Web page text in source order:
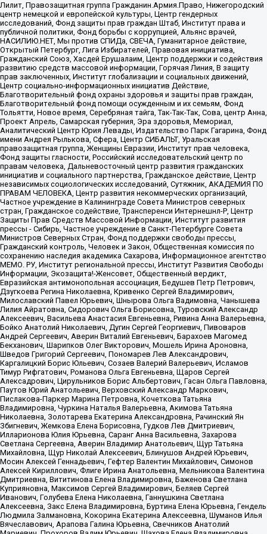
Лилит, Правозащитная группа Гражданин.Армия.Право, Нижегородский
центр немецкой и европейской культуры, Центр гендерных
исследований, Фонд защиты прав граждан Штаб, Институт права и
публичной политики, Фонд борьбы с коррупцией, Альянс врачей,
НАСИЛИЮ.НЕТ, Мы против СПИДа, СВЕЧА, Гуманитарное действие,
Открытый Петербург, Лига Избирателей, Правовая инициатива,
Гражданский Союз, Хасдей Ерушалаим, Центр поддержки и содействия
развитию средств массовой информации, Горячая Линия, В защиту
прав заключенных, Институт глобализации и социальных движений,
Центр социально-информационных инициатив Действие,
Благотворительный фонд охраны здоровья и защиты прав граждан,
Благотворительный фонд помощи осужденным и их семьям, Фонд
Тольятти, Новое время, Серебряная тайга, Так-Так-Так, Сова, центр Анна,
Проект Апрель, Самарская губерния, Эра здоровья, Мемориал,
Аналитический Центр Юрия Левады, Издательство Парк Гагарина, Фонд
имени Андрея Рылькова, Сфера, Центр СИБАЛЬТ, Уральская
правозащитная группа, Женщины Евразии, Институт прав человека,
Фонд защиты гласности, Российский исследовательский центр по
правам человека, Дальневосточный центр развития гражданских
инициатив и социального партнерства, Гражданское действие, Центр
независимых социологических исследований, Сутяжник, АКАДЕМИЯ ПО
ПРАВАМ ЧЕЛОВЕКА, Центр развития некоммерческих организаций,
Частное учреждение в Калининграде Совета Министров северных
стран, Гражданское содействие, Трансперенси Интернешнл-Р, Центр
Защиты Прав Средств Массовой Информации, Институт развития
прессы - Сибирь, Частное учреждение в Санкт-Петербурге Совета
Министров Северных Стран, Фонд поддержки свободы прессы,
Гражданский контроль, Человек и Закон, Общественная комиссия по
сохранению наследия академика Сахарова, Информационное агентство
МЕМО. РУ, Институт региональной прессы, Институт Развития Свободы
Информации, Экозащита!-Женсовет, Общественный вердикт,
Евразийская антимонопольная ассоциация, Бедушев Петр Петрович,
Дзугкоева Регина Николаевна, Кривенко Сергей Владимирович,
Милославский Павел Юрьевич, Шнырова Ольга Вадимовна, Чанышева
Лилия Айратовна, Сидорович Ольга Борисовна, Туровский Александр
Алексеевич, Васильева Анастасия Евгеньевна, Ривина Анна Валерьевна,
Бойко Анатолий Николаевич, Дугин Сергей Георгиевич, Пивоваров
Андрей Сергеевич, Аверин Виталий Евгеньевич, Барахоев Магомед
Бекханович, Шарипков Олег Викторович, Мошель Ирина Ароновна,
Шведов Григорий Сергеевич, Пономарев Лев Александрович,
Каргалицкий Борис Юльевич, Созаев Валерий Валерьевич, Исламов
Тимур Рифгатович, Романова Ольга Евгеньевна, Щаров Сергей
Алексадрович, Цирульников Борис Альбертович, Гасан Ольга Павловна,
Паутов Юрий Анатольевич, Верховский Александр Маркович,
Пислакова-Паркер Марина Петровна, Кочеткова Татьяна
Владимировна, Чуркина Наталья Валерьевна, Акимова Татьяна
Николаевна, Золотарева Екатерина Александровна, Рачинский Ян
Збигневич, Жемкова Елена Борисовна, Гудков Лев Дмитриевич,
Илларионова Юлия Юрьевна, Саранг Анна Васильевна, Захарова
Светлана Сергеевна, Аверин Владимир Анатольевич, Щур Татьяна
Михайловна, Щур Николай Алексеевич, Блинушов Андрей Юрьевич,
Мосин Алексей Геннадьевич, Гефтер Валентин Михайлович, Симонов
Алексей Кириллович, Флиге Ирина Анатольевна, Мельникова Валентина
Дмитриевна, Вититинова Елена Владимировна, Баженова Светлана
Куприяновна, Максимов Сергей Владимирович, Беляев Сергей
Иванович, Голубева Елена Николаевна, Ганнушкина Светлана
Алексеевна, Закс Елена Владимировна, Буртина Елена Юрьевна, Гендель
Людмила Залмановна, Кокорина Екатерина Алексеевна, Шуманов Илья
Вячеславович, Арапова Галина Юрьевна, Свечников Анатолий